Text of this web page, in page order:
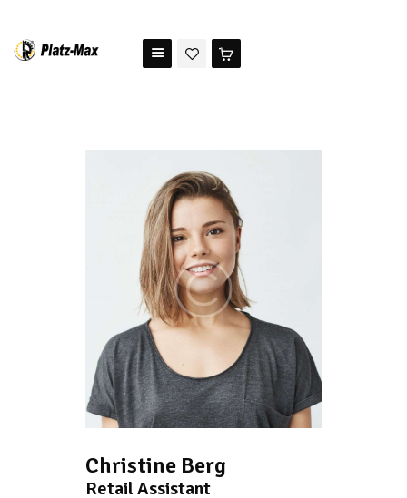
PLATZ MAX
TESTIMONIALS
ABOUT US
Christine Berg
Retail Assistant